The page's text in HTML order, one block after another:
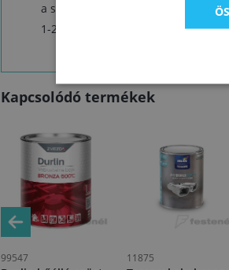
a sérült bevonatok tisztítás,
1-2 réteg réteg Tessarol Alu bronza
Kapcsolódó termékek
99547 11875